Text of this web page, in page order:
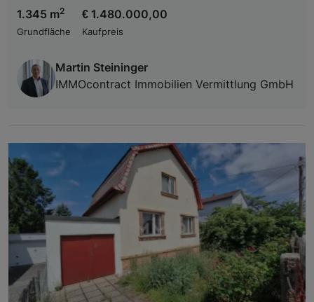
1.345 m2
Grundfläche
€ 1.480.000,00
Kaufpreis
Martin Steininger
IMMOcontract Immobilien Vermittlung GmbH